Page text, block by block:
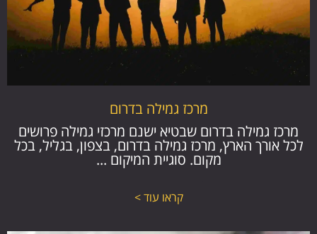
מרכז גמילה בדרום
מרכז גמילה בדרום שבטיא ישנם מרכזי גמילה פרושים
לכל אורך הארץ, מרכז גמילה בדרום, בצפון, בגליל, בכל
מקום. סוגיית המיקום ...
קראו עוד >